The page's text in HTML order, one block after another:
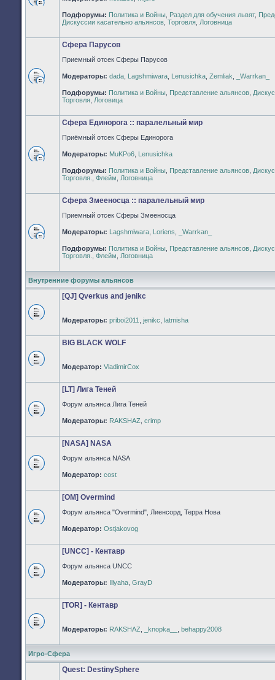
непрочитанных
сообщений
Подфорумы: Политика и Войны Раздел для обучения львят,
Дискуссии касательно альянсов Торговля Логовница
непрочитанных
сообщений
Сфера Парусов
Приемный отсек Сферы Парусов
Модераторы: dada Lagshmiwara Lenusichka Zemliak _Warrkan_
Подфорумы: Политика и Войны Представление альянсов
Торговля Логовица
непрочитанных
сообщений
Сфера Единорога :: паралельный мир
Приёмный отсек Сферы Единорога
Модераторы: MuKPo6 Lenusichka
Подфорумы: Политика и Войны Представление альянсов
Торговля.
Флейм Логовница
непрочитанных
сообщений
Сфера Змееносца :: паралельный мир
Приемный отсек Сферы Змееносца
Модераторы: Lagshmiwara Loriens _Warrkan_
Подфорумы: Политика и Войны Представление альянсов
Торговля.
Флейм Логовница
Внутренние форумы альянсов
Нет
сообщений
[QJ] Qverkus and jenikc
Модераторы: priboi2011 jenikc latmisha
Нет
сообщений
BIG BLACK WOLF
Модератор: VladimirCox
Нет
непрочитанных
[LT] Лига Теней
Форум альянса Лига Теней
Модераторы: RAKSHAZ crimp
Нет
непрочитанных
[NASA] NASA
Форум альянса NASA
Модератор: cost
Нет
непрочитанных
[OM] Overmind
Форум альянса "Overmind", Лиенсорд, Терра Нова
Модератор: Ostjakovog
Нет
непрочитанных
[UNCC] - Кентавр
Форум альянса UNCC
Модераторы: Illyaha GrayD
Нет
сообщений
[TOR] - Кентавр
Модераторы: RAKSHAZ _knopka__ behappy2008
Игро-Сфера
Quest: DestinySphere